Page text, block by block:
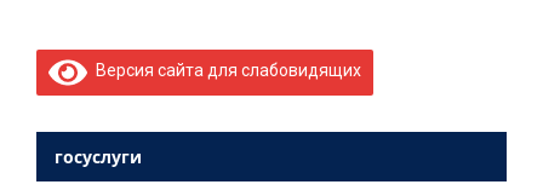
Версия сайта для слабовидящих
госуслуги